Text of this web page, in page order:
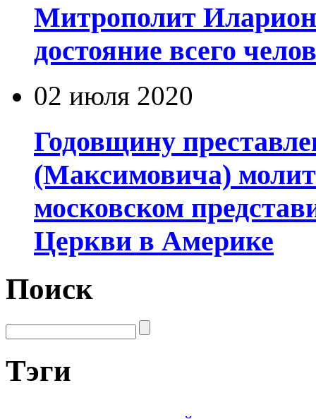
Митрополит
достояние всего
02 июля 2020
Годовщину
(Максимовича)
московском
Церкви в Америке
Поиск
Тэги